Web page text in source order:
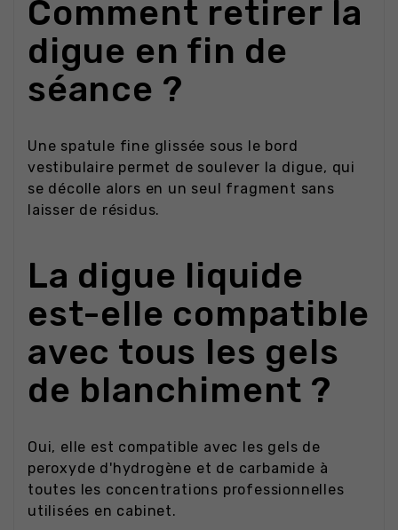
Comment retirer la
digue en fin de
séance ?
Une spatule fine glissée sous le bord
vestibulaire permet de soulever la digue, qui
se décolle alors en un seul fragment sans
laisser de résidus.
La digue liquide
est-elle compatible
avec tous les gels
de blanchiment ?
Oui, elle est compatible avec les gels de
peroxyde d'hydrogène et de carbamide à
toutes les concentrations professionnelles
utilisées en cabinet.